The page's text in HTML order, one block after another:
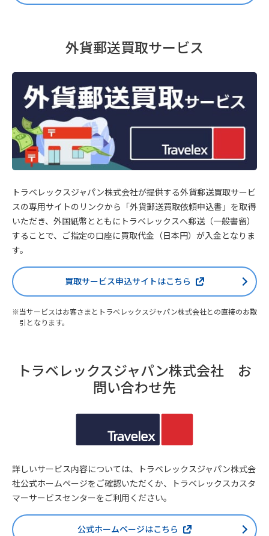
外貨郵送買取サービス
トラベレックスジャパン株式会社が提供する外貨郵送買取サービ
スの専用サイトのリンクから「外貨郵送買取依頼申込書」を取得
いただき、外国紙幣とともにトラベレックスへ郵送（一般書留）
することで、ご指定の口座に買取代金（日本円）が入金となりま
す。
買取サービス申込サイトはこちら
当サービスはお客さまとトラベレックスジャパン株式会社との直接のお取
引となります。
トラベレックスジャパン株式会社 お
問い合わせ先
詳しいサービス内容については、トラベレックスジャパン株式会
社公式ホームページをご確認いただくか、トラベレックスカスタ
マーサービスセンターをご利用ください。
公式ホームページはこちら